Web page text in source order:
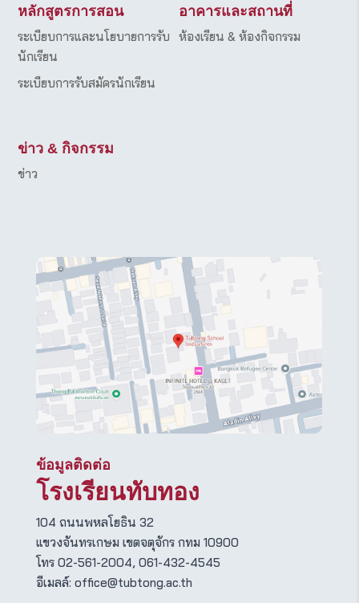
หลักสูตรการสอน
ระเบียบการและนโยบายการรับ
นักเรียน
ระเบียบการรับสมัครนักเรียน
อาคารและสถานที่
ห้องเรียน & ห้องกิจกรรม
ข่าว & กิจกรรม
ข่าว
ข้อมูลติดต่อ
โรงเรียนทับทอง
104 ถนนพหลโยธิน 32
แขวงจันทรเกษม เขตจตุจักร กทม 10900
โทร 02-561-2004, 061-432-4545
อีเมลล์: office@tubtong.ac.th